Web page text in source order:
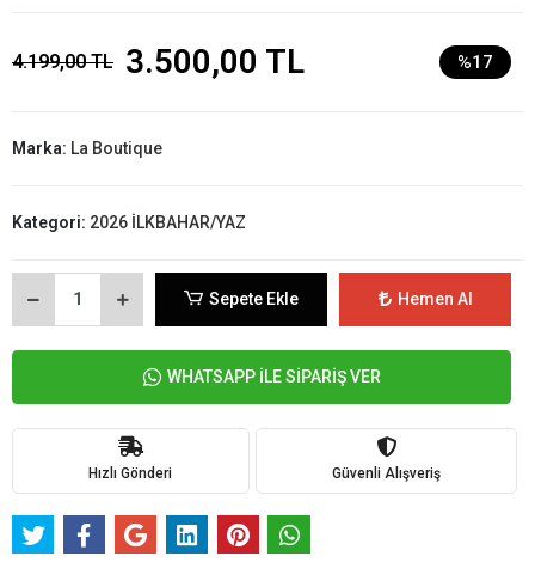
4.199,00 TL 3.500,00 TL %17
Marka: La Boutique
Kategori: 2026 İLKBAHAR/YAZ
Sepete Ekle Hemen Al
WHATSAPP İLE SİPARİŞ VER
Hızlı Gönderi Güvenli Alışveriş